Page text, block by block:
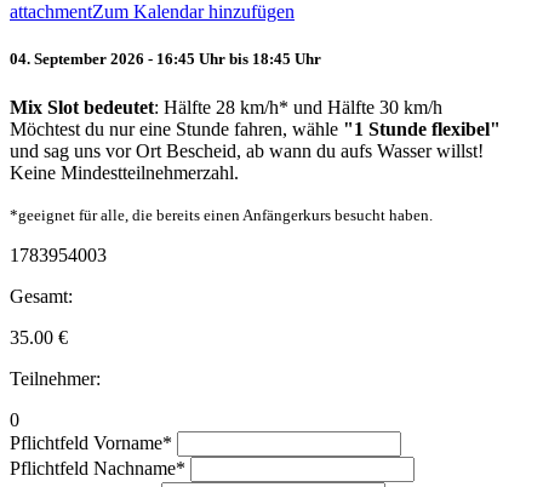
attachmentZum Kalendar hinzufügen
04. September 2026 - 16:45 Uhr bis 18:45 Uhr
Mix Slot bedeutet: Hälfte 28 km/h* und Hälfte 30 km/h
Möchtest du nur eine Stunde fahren, wähle "1 Stunde flexibel"
und sag uns vor Ort Bescheid, ab wann du aufs Wasser willst!
Keine Mindestteilnehmerzahl.
*geeignet für alle, die bereits einen Anfängerkurs besucht haben.
1783954003
Gesamt:
35.00 €
Teilnehmer:
0
Pflichtfeld Vorname*
Pflichtfeld Nachname*